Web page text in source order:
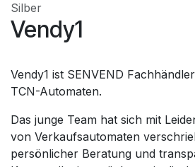
Silber
Vendy1
Vendy1 ist SENVEND
TCN-Automaten.
Das junge Team hat sich mit
von Verkaufsautomaten
persönlicher Beratung und